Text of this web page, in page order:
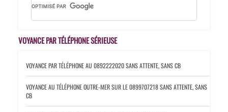
VOYANCE PAR TÉLÉPHONE SÉRIEUSE
VOYANCE PAR TÉLÉPHONE AU 0892222020SANS ATTENTE, SANS CB
VOYANCE AU TÉLÉPHONE OUTRE-MER SUR LE 0899707218SANS ATTENTE, SANS
CB